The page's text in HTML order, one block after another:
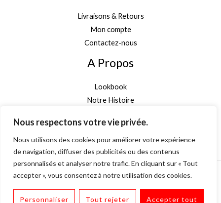
Nous respectons votre vie privée.
Nous utilisons des cookies pour améliorer votre expérience
de navigation, diffuser des publicités ou des contenus
personnalisés et analyser notre trafic. En cliquant sur « Tout
accepter », vous consentez à notre utilisation des cookies.
Personnaliser Tout rejeter Accepter tout
Livraisons & Retours
Mon compte
Contactez-nous
A Propos
Lookbook
Notre Histoire
Inscription newsletter